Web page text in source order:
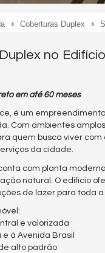
Coberturas Duplex
no
em até 60 meses
é um
Com ambientes
quem busca viver com
da cidade.
com planta
natural. O edifício
de lazer para toda a
e valorizada
e à Avenida Brasil
alto padrão